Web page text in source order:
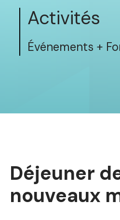
Activités
Événements +
Déjeuner
nouveaux